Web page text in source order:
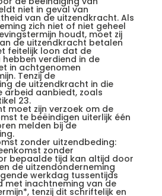
niet in geval van
van de uitzendkracht. Als
zich niet of niet geheel
houdt, moet zij
de uitzendkracht betalen
feitelijk loon dat de
verdiend in de
in achtgenomen
Tenzij de
de uitzendkracht in die
arbeid aanbiedt, zoals
23.
moet zijn verzoek om de
te beëindigen uiterlijk één
melden bij de
zonder uitzendbeding:
zonder
bepaalde tijd kan altijd door
de uitzendonderneming
werkdag tussentijds
met inachtneming van de
tenzij dit schriftelijk en